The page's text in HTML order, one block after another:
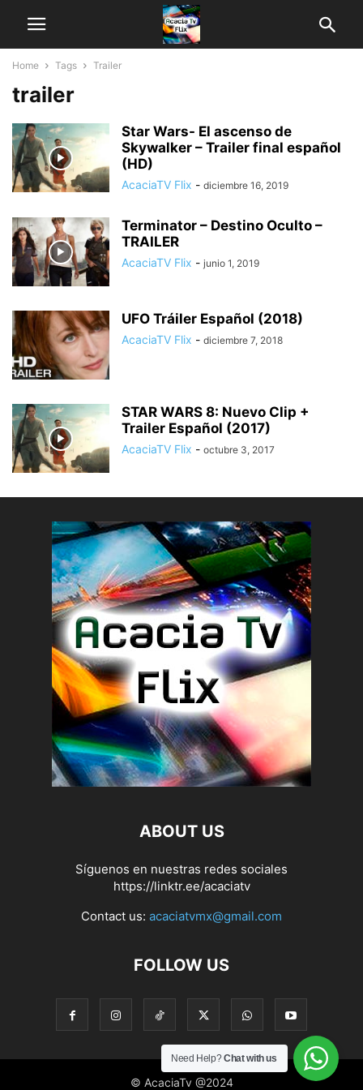
Home Tags Trailer
trailer
Star Wars- El ascenso de
Skywalker – Trailer final español
(HD)
AcaciaTV Flix - diciembre 16, 2019
Terminator – Destino Oculto –
TRAILER
AcaciaTV Flix - junio 1, 2019
UFO Tráiler Español (2018)
AcaciaTV Flix - diciembre 7, 2018
STAR WARS 8: Nuevo Clip +
Trailer Español (2017)
AcaciaTV Flix - octubre 3, 2017
ABOUT US
Síguenos en nuestras redes sociales
https://linktr.ee/acaciatv
Contact us: acaciatvmx@gmail.com
FOLLOW US
© AcaciaTv @2024
Need Help?Chat with us